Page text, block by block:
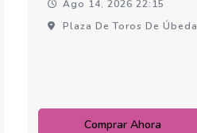
Ago 14, 2026 22:15
Plaza De Toros De Úbeda
Comprar Ahora